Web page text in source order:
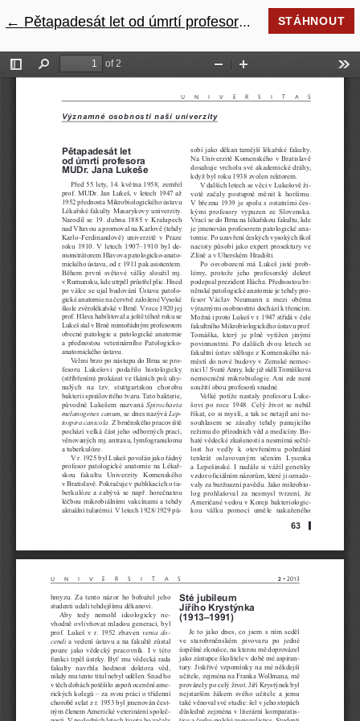
← Návrat na podrobnosti článku
Pětapadesát let od úmrtí profesora MUDr. Jana Lukeše STÁHNOUT